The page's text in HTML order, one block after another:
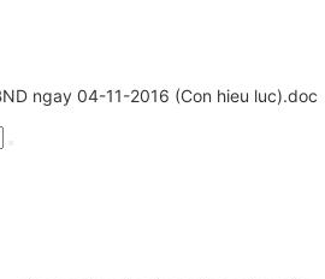
ngay 04-11-2016 (Con hieu luc).doc